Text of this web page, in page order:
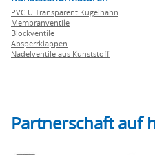
PVC U Transparent Kugelhahn
Membranventile
Blockventile
Absperrklappen
Nadelventile aus Kunststoff
Partnerschaft auf